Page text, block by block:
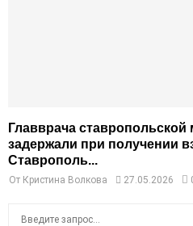
Главврача
задержали при получении
Ставрополь...
От Кристина Волкова 27.05.2026